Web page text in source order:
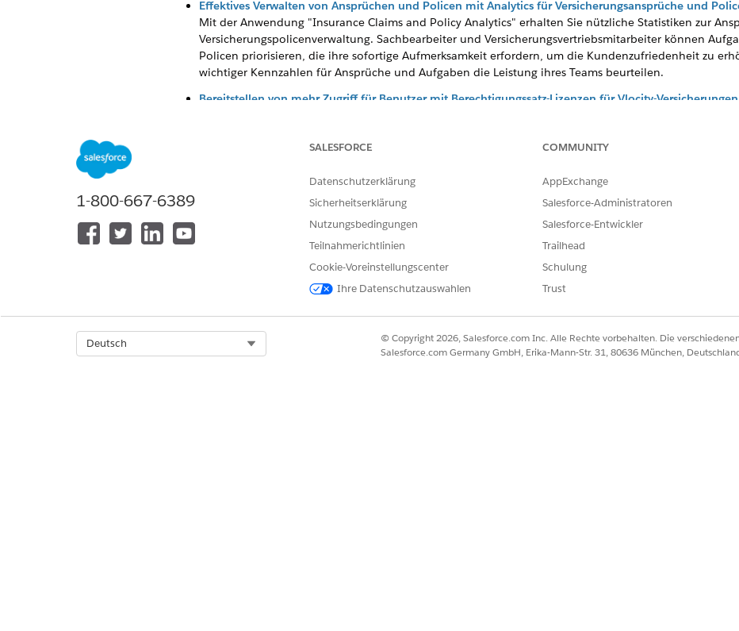
Effektives Verwalten von Ansprüchen und Policen mit Analytics für Versicherungsansprüche und
Mit der Anwendung "Insurance Claims and Policy Analytics" erhalten Sie nützliche Statistiken zur
Versicherungspolicenverwaltung. Sachbearbeiter und Versicherungsvertriebsmitarbeiter können
Policen priorisieren, die ihre sofortige Aufmerksamkeit erfordern, um die Kundenzufriedenheit zu
wichtiger Kennzahlen für Ansprüche und Aufgaben die Leistung ihres Teams beurteilen.
Bereitstellen von mehr Zugriff für Benutzer mit Berechtigungssatz-Lizenzen für Vlocity-Versicherungen
InsQuoteService:createUpdateQuoteFromExternal
Angebot über einen eingehenden API-Aufruf eines externen Richtlinienadministratorsystems mit
Datenmodellaktualisierungen für Vlocity Insurance Winter '22
In diesem Abschnitt finden Sie eine Liste der neuen Datenmodellobjekte und erweiterten
Vlocity Insurance Application Suite Winter '22 Minor Release 234.1 (Kleinere Version 234.1)
In diesem Abschnitt werden die wichtigsten Korrekturen und Verbesserungen für die Vlocity
Nebenversion beschrieben.
1-800-667-6389
SALESFORCE
Datenschutzerklärung
Sicherheitserklärung
Nutzungsbedingungen
Teilnahmerichtlinien
Cookie-Voreinstellungscenter
Ihre Datenschutzauswahlen
COMMUNITY
AppExchange
Salesforce-Administratoren
Salesforce-Entwickler
Trailhead
Schulung
Trust
Deutsch
© Copyright 2026, Salesforce.com Inc. Alle Rechte vorbehalten. Die
Salesforce.com Germany GmbH, Erika-Mann-Str. 31, 80636 München,